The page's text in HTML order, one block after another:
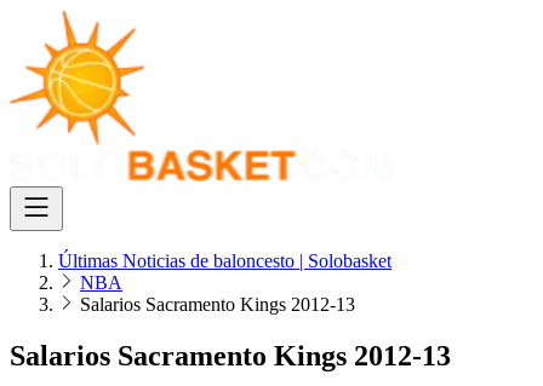
Últimas Noticias de baloncesto | Solobasket
NBA
Salarios Sacramento Kings 2012-13
Salarios Sacramento Kings 2012-13